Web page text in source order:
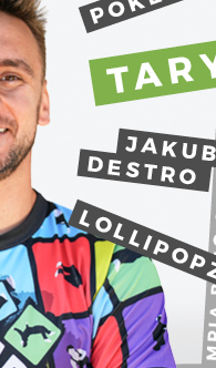
Nejnovější